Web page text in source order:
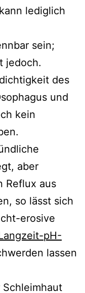
lediglich
sein;
jedoch.
des
und
kein
aber
Reflux aus
so lässt sich
erosive
pH-
lassen